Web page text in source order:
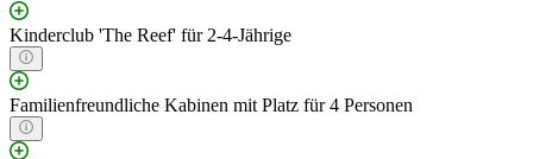
Kinderclub 'The Reef' für 2-4-Jährige
Familienfreundliche Kabinen mit Platz für 4 Personen